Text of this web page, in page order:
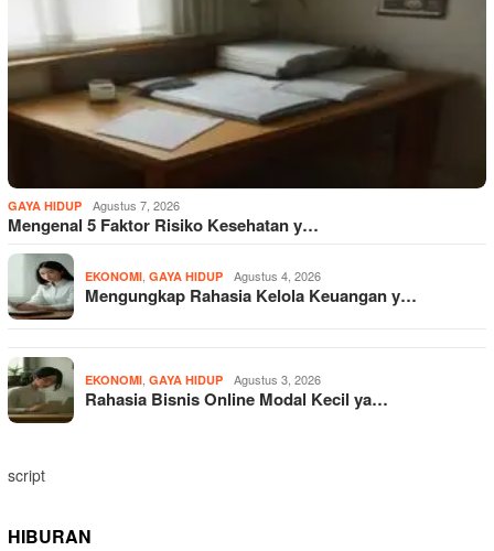
GAYA HIDUP Agustus 7, 2026
Mengenal 5 Faktor Risiko Kesehatan y…
EKONOMI, GAYA HIDUP Agustus 4, 2026
Mengungkap Rahasia Kelola Keuangan y…
EKONOMI, GAYA HIDUP Agustus 3, 2026
Rahasia Bisnis Online Modal Kecil ya…
script
HIBURAN